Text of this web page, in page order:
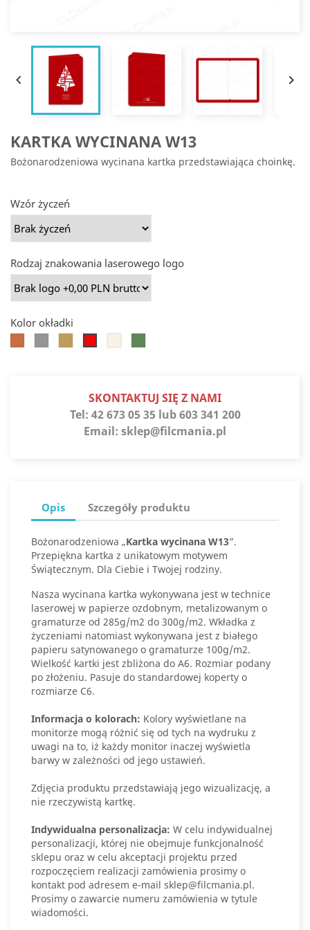
 
KARTKA WYCINANA W13
Bożonarodzeniowa wycinana kartka przedstawiająca choinkę.
Wzór życzeń
Rodzaj znakowania laserowego logo
Kolor okładki
SKONTAKTUJ SIĘ Z NAMI
Tel: 42 673 05 35 lub 603 341 200
Email: sklep@filcmania.pl
Opis Szczegóły produktu
Bożonarodzeniowa „Kartka wycinana W13”.
Przepiękna kartka z unikatowym motywem
Świątecznym. Dla Ciebie i Twojej rodziny.
Nasza wycinana kartka wykonywana jest w technice
laserowej w papierze ozdobnym, metalizowanym o
gramaturze od 285g/m2 do 300g/m2. Wkładka z
życzeniami natomiast wykonywana jest z białego
papieru satynowanego o gramaturze 100g/m2.
Wielkość kartki jest zbliżona do A6. Rozmiar podany
po złożeniu. Pasuje do standardowej koperty o
rozmiarze C6.
Informacja o kolorach: Kolory wyświetlane na
monitorze mogą różnić się od tych na wydruku z
uwagi na to, iż każdy monitor inaczej wyświetla
barwy w zależności od jego ustawień.
Zdjęcia produktu przedstawiają jego wizualizację, a
nie rzeczywistą kartkę.
Indywidualna personalizacja: W celu indywidualnej
personalizacji, której nie obejmuje funkcjonalność
sklepu oraz w celu akceptacji projektu przed
rozpoczęciem realizacji zamówienia prosimy o
kontakt pod adresem e-mail sklep@filcmania.pl.
Prosimy o zawarcie numeru zamówienia w tytule
wiadomości.